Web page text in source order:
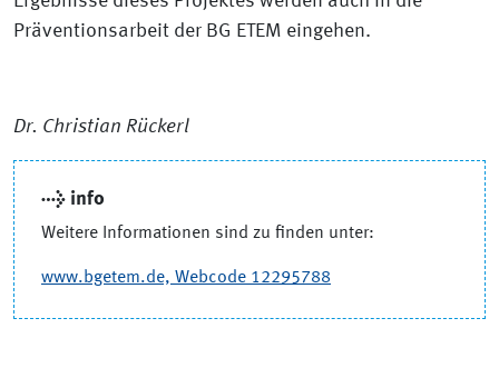
Präventionsarbeit der BG ETEM eingehen.
Dr. Christian Rückerl
→ info
Weitere Informationen sind zu finden unter:
www.bgetem.de, Webcode 12295788